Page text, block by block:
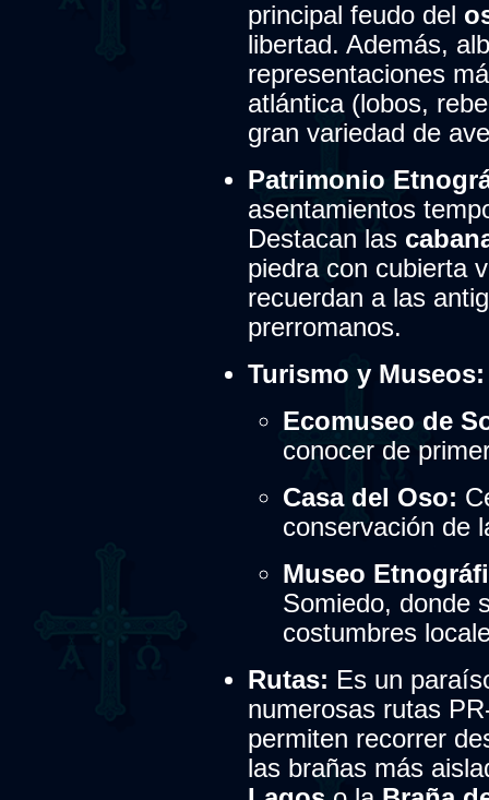
principal feudo del
libertad. Además,
representaciones
atlántica (lobos,
gran variedad de
Patrimonio
asentamientos
Destacan las
piedra con cubierta
recuerdan a las
prerromanos.
Turismo y Museos:
Ecomuseo de
conocer de
Casa del Oso:
conservación de
Museo
Somiedo, donde
costumbres
Rutas: Es un
numerosas rutas
permiten recorrer
las brañas más